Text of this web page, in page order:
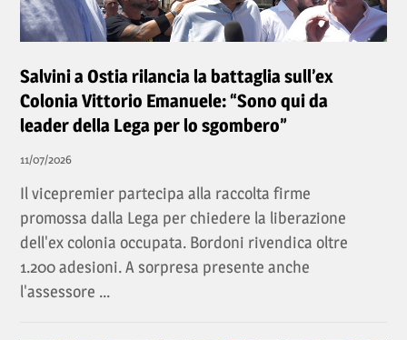
Salvini a Ostia rilancia la battaglia sull’ex
Colonia Vittorio Emanuele: “Sono qui da
leader della Lega per lo sgombero”
11/07/2026
Il vicepremier partecipa alla raccolta firme
promossa dalla Lega per chiedere la liberazione
dell'ex colonia occupata. Bordoni rivendica oltre
1.200 adesioni. A sorpresa presente anche
l'assessore ...